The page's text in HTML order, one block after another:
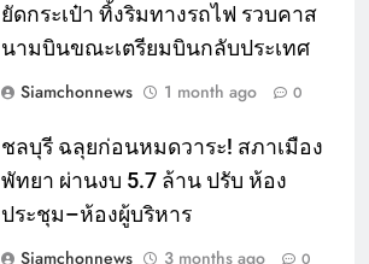
ยัดกระเป๋า ทิ้งริมทางรถไฟ รวบคาส
นามบินขณะเตรียมบินกลับประเทศ
Siamchonnews
1 month ago 0
ชลบุรี ฉลุยก่อนหมดวาระ! สภาเมือง
พัทยา ผ่านงบ 5.7 ล้าน ปรับ ห้อง
ประชุม–ห้องผู้บริหาร
Siamchonnews
3 months ago 0